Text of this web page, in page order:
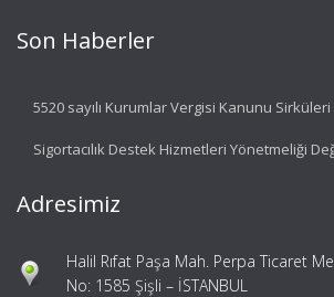
Son Haberler
5520 sayılı Kurumlar Vergisi Kanunu Sirküleri
Sigortacılık Destek Hizmetleri Yönetmeliği
Adresimiz
Halil Rıfat Paşa Mah. Perpa Ticaret
No: 1585 Şişli – İSTANBUL